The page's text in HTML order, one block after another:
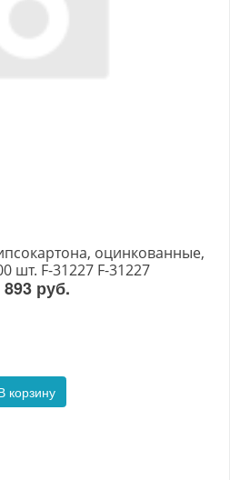
оцинкованные,
шт. F-31227 F-31227
893 руб.
корзину